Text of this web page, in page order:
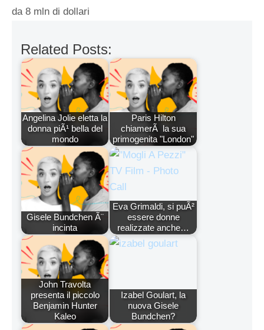
da 8 mln di dollari
Related Posts:
Angelina Jolie eletta la
donna piÃ¹ bella del
mondo
Paris Hilton
chiamerÃ la sua
primogenita "London"
Gisele Bundchen Ã¨
incinta
Eva Grimaldi, si puÃ²
essere donne
realizzate anche…
John Travolta
presenta il piccolo
Benjamin Hunter
Kaleo
Izabel Goulart, la
nuova Gisele
Bundchen?